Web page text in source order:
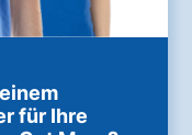
für Ihre